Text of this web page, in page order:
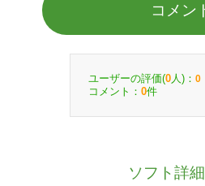
コメン
ユーザーの評価(0 人)： 0
コメント： 0件
ソフト詳